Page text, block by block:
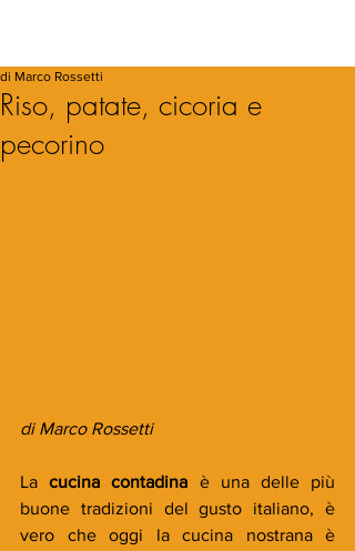
Riso, patate, cicoria e
pecorino
di Marco Rossetti
di Marco Rossetti
La cucina contadina è una delle più
buone tradizioni del gusto italiano, è
vero che oggi la cucina nostrana è